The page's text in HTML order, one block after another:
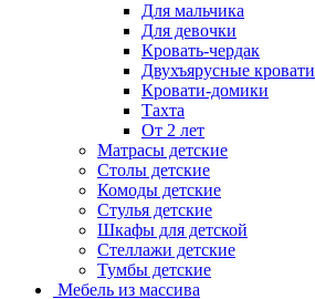
Для мальчика
Для девочки
Кровать-чердак
Двухъярусные кровати
Кровати-домики
Тахта
От 2 лет
Матрасы детские
Столы детские
Комоды детские
Стулья детские
Шкафы для детской
Стеллажи детские
Тумбы детские
Мебель из массива